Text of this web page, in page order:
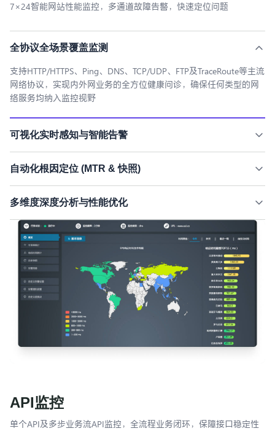
7×24智能网站性能监控，多通道故障告警，快速定位问题
全协议全场景覆盖监测
支持HTTP/HTTPS、Ping、DNS、TCP/UDP、FTP及TraceRoute等主流
网络协议，实现内外网业务的全方位健康问诊，确保任何类型的网
络服务均纳入监控视野
可视化实时感知与智能告警
续告警、重复告警及自定义阈值策略，在故障发生第一时间通过多
通道通知用户，变被动救火为主动防御
自动化根因定位 (MTR & 快照)
全过程历史快照；直观还原故障发生时的网络链路与节点状况，快
速区分是运营商问题、链路拥堵还是服务器故障
多维度深度分析与性能优化
提供按地区、运营商、省份等多维度的横向对比报告，深入分析站
点间差异及历史趋势；不仅用于排查故障，更助力用户识别性能瓶
颈，持续优化用户体验
API监控
单个API及多步业务流API监控，全流程业务闭环，保障接口稳定性